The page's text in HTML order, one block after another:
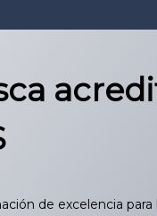
de excelencia